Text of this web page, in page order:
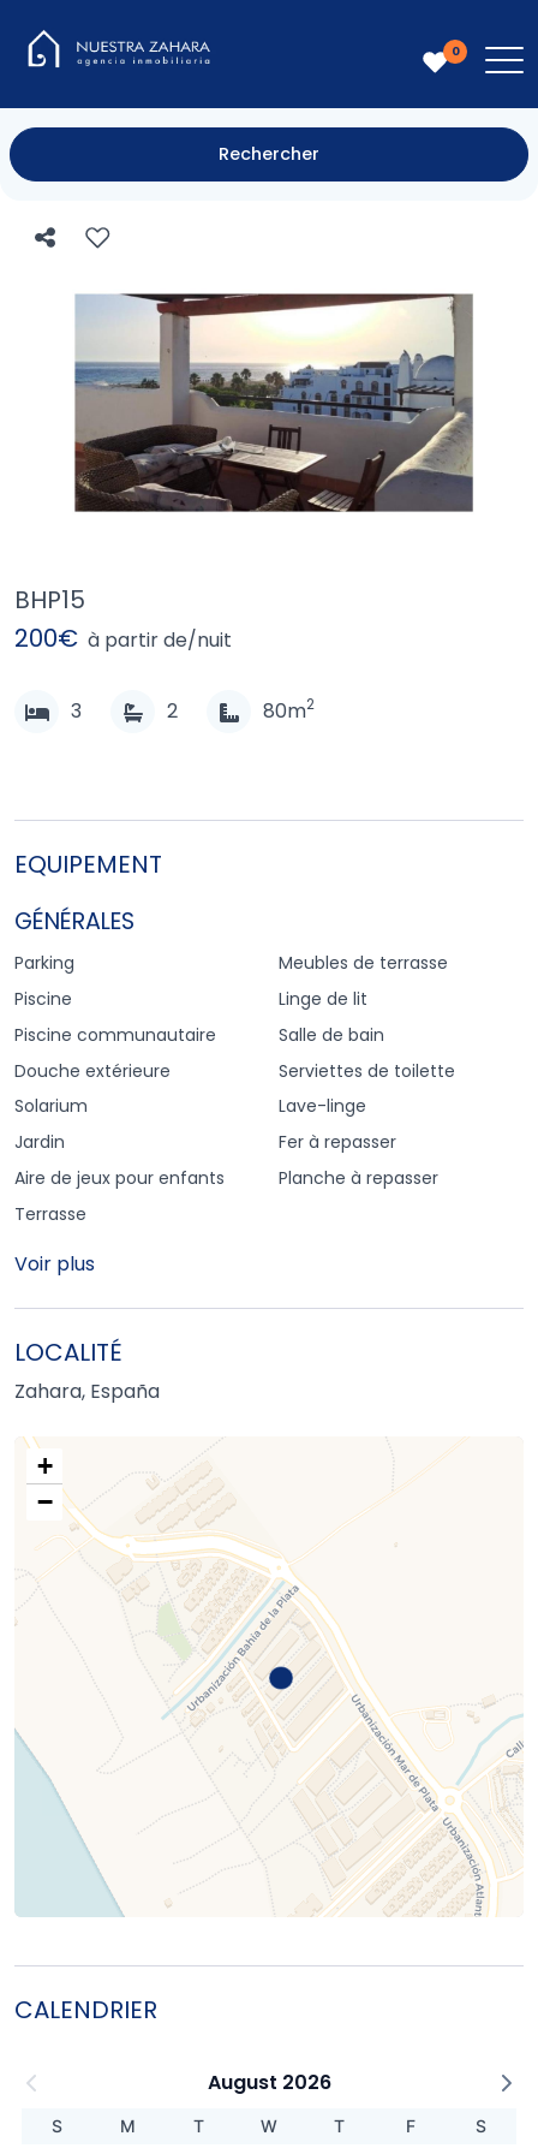
0
Rechercher
BHP15
3 2 80m2
EQUIPEMENT
GÉNÉRALES
Parking
Piscine
Piscine communautaire
Douche extérieure
Solarium
Jardin
Aire de jeux pour enfants
Terrasse
Meubles de terrasse
Linge de lit
Salle de bain
Serviettes de toilette
Lave-linge
Fer à repasser
Planche à repasser
Voir plus
200€ à partir de/nuit
LOCALITÉ
Zahara, España
+
−
CALENDRIER
August 2026
S M T W T F
S